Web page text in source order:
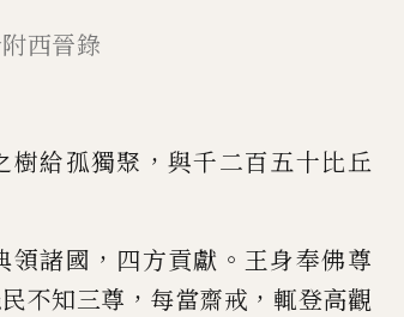
西晉錄
樹給孤獨聚 ， 與千二百五十比丘
領諸國 ， 四方貢獻 。 王身奉佛尊
不知三尊 ， 每當齋戒 ，輒登高觀